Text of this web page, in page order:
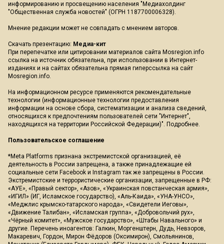
информированию и просвещению населения "Медиахолдинг
"Общественная служба новостей" (ОГРН 1187700006328).
Мнение редакции может не совпадать с мнением авторов.
Скачать презентацию: Медиа-кит
При перепечатке или цитировании материалов сайта Mosregion.info
ссылка на источник обязательна, при использовании в Интернет-
изданиях и на сайтах обязательна прямая гиперссылка на сайт
Mosregion.info.
На информационном ресурсе применяются рекомендательные
технологии (информационные технологии предоставления
информации на основе сбора, систематизации и анализа сведений,
относящихся к предпочтениям пользователей сети "Интернет",
находящихся на территории Российской Федерации)". Подробнее.
Пользовательское соглашение
*Meta Platforms признана экстремистской организацией, её
деятельность в России запрещена, а также принадлежащие ей
социальные сети Facebook и Instagram так же запрещены в России.
Экстремистские и террористические организации, запрещенные в РФ:
«АУЕ», «Правый сектор», «Азов», «Украинская повстанческая армия»,
«ИГИЛ» (ИГ, Исламское государство), «Аль-Каида», «УНА-УНСО»,
«Меджлис крымско-татарского народа», «Свидетели Иеговы»,
«Движение Талибан», «Исламская группа», «Добровольчий рух»,
«Чёрный комитет», «Мужское государство», «Штабы Навального» и
другие. Перечень иноагентов: Галкин, Моргенштерн, Дудь, Невзоров,
Макаревич, Гордон, Мирон Фёдоров (Оксимирон), Смольянинов,